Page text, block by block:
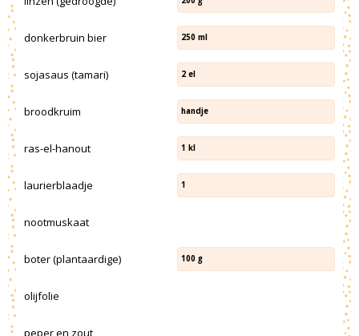
donkerbruin bier 250 ml
sojasaus (tamari) 2 el
broodkruim handje
ras-el-hanout 1 kl
laurierblaadje 1
nootmuskaat
boter (plantaardige) 100 g
olijfolie
peper en zout